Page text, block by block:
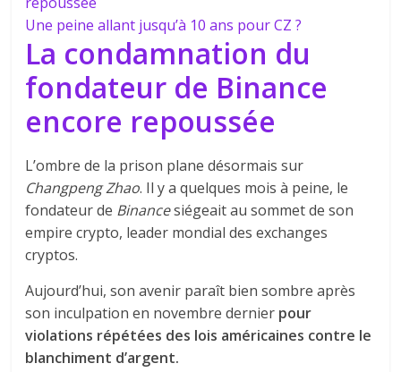
Une peine allant jusqu’à 10 ans pour CZ ?
La condamnation du
fondateur de Binance
encore repoussée
L’ombre de la prison plane désormais sur
Changpeng Zhao. Il y a quelques mois à peine, le
fondateur de Binancesiégeait au sommet de son
empire crypto, leader mondial des exchanges
cryptos.
Aujourd’hui, son avenir paraît bien sombre après
son inculpation en novembre dernier pour
violations répétées des lois américaines contre le
blanchiment d’argent.